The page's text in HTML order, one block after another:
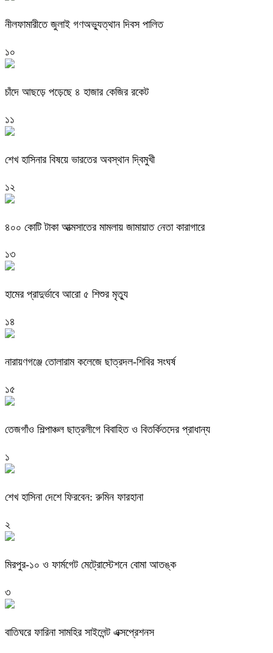
নীলফামারীতে জুলাই গণঅভ্যুত্থান দিবস পালিত
১০
চাঁদে আছড়ে পড়েছে ৪ হাজার কেজির রকেট
১১
শেখ হাসিনার বিষয়ে ভারতের অবস্থান দ্বিমুখী
১২
৪০০ কোটি টাকা আত্মসাতের মামলায় জামায়াত নেতা কারাগারে
১৩
হামের প্রাদুর্ভাবে আরো ৫ শিশুর মৃত্যু
১৪
নারায়ণগঞ্জে তোলারাম কলেজে ছাত্রদল-শিবির সংঘর্ষ
১৫
তেজগাঁও শিল্পাঞ্চল ছাত্রলীগে বিবাহিত ও বিতর্কিতদের প্রাধান্য
১
শেখ হাসিনা দেশে ফিরবেন: রুমিন ফারহানা
২
মিরপুর-১০ ও ফার্মগেট মেট্রোস্টেশনে বোমা আতঙ্ক
৩
বাতিঘরে ফারিনা সামহির সাইলেন্ট এক্সপ্রেশনস